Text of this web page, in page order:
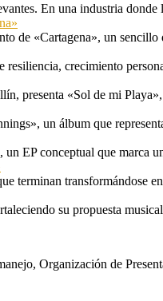
En una industria
de «Cartagena», un sencillo
crecimiento
presenta «Sol de mi
un álbum que
un EP conceptual que marca
terminan transformándose
su propuesta
Organización de